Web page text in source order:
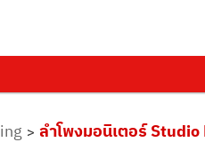
> ลำโพงมอนิเตอร์